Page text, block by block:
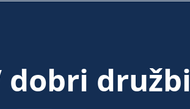
dobri družbi